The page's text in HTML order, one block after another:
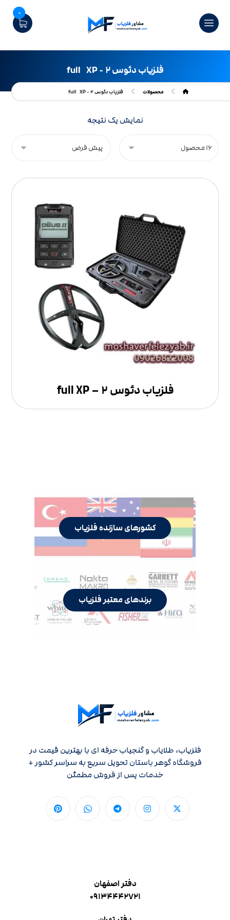
0
فلزیاب دئوس ۲ - full XP
محصولات فلزیاب دئوس ۲ - full XP
نمایش یک نتیجه
فلزیاب دئوس ۲ – full XP
کشورهای سازنده فلزیاب
برندهای معتبر فلزیاب
فلزیاب، طلایاب و گنجیاب حرفه ای با بهترین قیمت در
فروشگاه گوهر باستان تحویل سریع به سراسر کشور +
خدمات پس از فروش مطمئن
دفتر اصفهان
۰۹۱۳۴۴۴۲۷۲۱